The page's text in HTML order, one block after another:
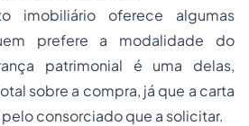
imobiliário oferece algumas
prefere a modalidade do
patrimonial é uma delas,
sobre a compra, já que a carta
consorciado que a solicitar.